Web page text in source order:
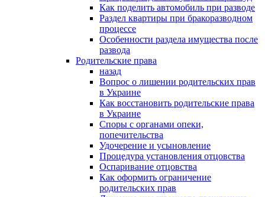
Как поделить автомобиль при разводе
Раздел квартиры при бракоразводном
процессе
Особенности раздела имущества после
развода
Родительские права
назад
Вопрос о лишении родительских прав
в Украине
Как восстановить родительские права
в Украине
Споры с органами опеки,
попечительства
Удочерение и усыновление
Процедура установления отцовства
Оспаривание отцовства
Как оформить ограничение
родительских прав